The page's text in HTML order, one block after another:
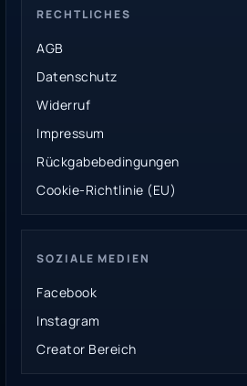
RECHTLICHES
AGB
Datenschutz
Widerruf
Impressum
Rückgabebedingungen
Cookie-Richtlinie (EU)
SOZIALE MEDIEN
Facebook
Instagram
Creator Bereich